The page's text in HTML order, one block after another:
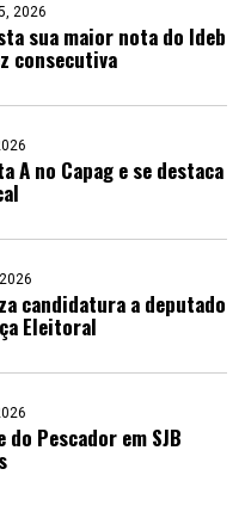
2026
sua maior nota do Ideb
consecutiva
A no Capag e se destaca
candidatura a deputado
Eleitoral
do Pescador em SJB